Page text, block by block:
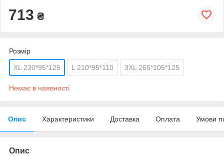
713 ₴
Розмір
XL 230*95*125 L 210*95*110 3XL 265*105*125
Немає в наявності
Опис Характеристики Доставка Оплата Умови
Опис